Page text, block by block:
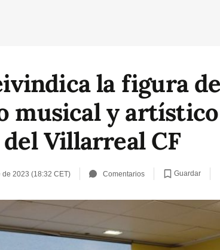
la figura
musical y
Villarreal CF
de 2023 (18:32 CET) Comentarios Guardar